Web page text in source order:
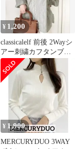
¥ 1,200
classicalelf 前後 2Wayシ
アー刺繍カフタンブラ
ウス
¥ 1,900
MERCURYDUO 3WAY